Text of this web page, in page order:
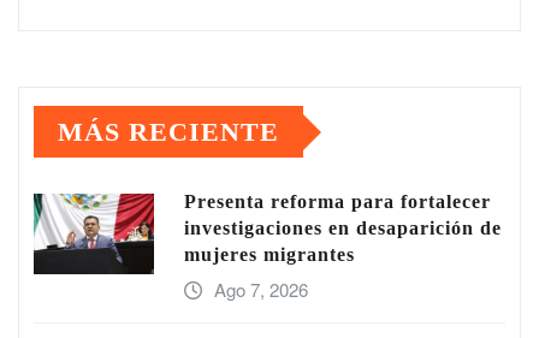
MÁS RECIENTE
Presenta reforma para fortalecer
investigaciones en desaparición de
mujeres migrantes
Ago 7, 2026